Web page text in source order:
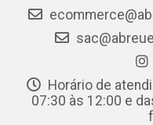
Horário de
07:30 às 12:00 e